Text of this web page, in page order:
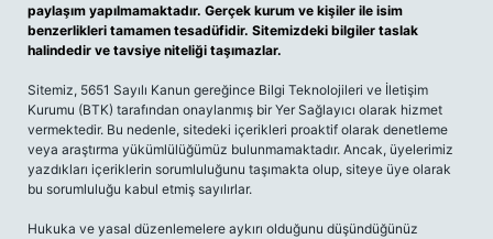
paylaşım yapılmamaktadır. Gerçek kurum ve kişiler ile isim
benzerlikleri tamamen tesadüfidir. Sitemizdeki bilgiler taslak
halindedir ve tavsiye niteliği taşımazlar.
Sitemiz, 5651 Sayılı Kanun gereğince Bilgi Teknolojileri ve İletişim
Kurumu (BTK) tarafından onaylanmış bir Yer Sağlayıcı olarak hizmet
vermektedir. Bu nedenle, sitedeki içerikleri proaktif olarak denetleme
veya araştırma yükümlülüğümüz bulunmamaktadır. Ancak, üyelerimiz
yazdıkları içeriklerin sorumluluğunu taşımakta olup, siteye üye olarak
bu sorumluluğu kabul etmiş sayılırlar.
Hukuka ve yasal düzenlemelere aykırı olduğunu düşündüğünüz